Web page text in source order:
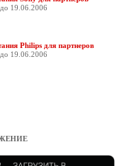
19.06.2006
Philips для партнеров
19.06.2006